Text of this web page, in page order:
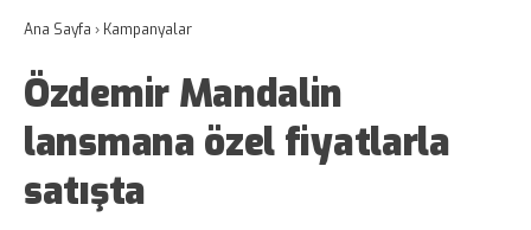
Ana Sayfa › Kampanyalar
Özdemir Mandalin
lansmana özel fiyatlarla
satışta